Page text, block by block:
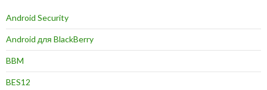
Android Security
Android для BlackBerry
BBM
BES12